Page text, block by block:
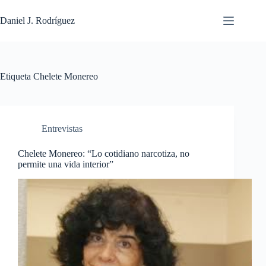
al
contenido
Daniel J. Rodríguez
Etiqueta Chelete Monereo
Entrevistas
Chelete Monereo: “Lo cotidiano narcotiza, no
permite una vida interior”